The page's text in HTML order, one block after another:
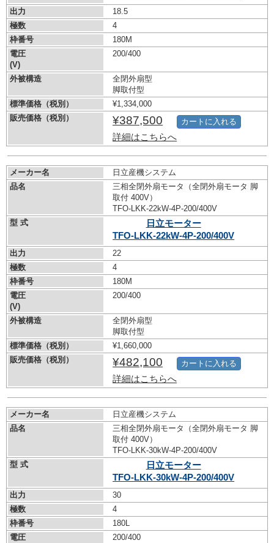
出力
18.5
極数
4
枠番号
180M
電圧
(V)
200/400
外被構造
全閉外扇型
脚取付型
標準価格（税別）
¥1,334,000
販売価格（税別）
¥387,500
詳細はこちらへ
カートに入れる
メーカー名
日立産機システム
品名
三相全閉外扇モータ（全閉外扇モータ 脚
取付 400V）
TFO-LKK-22kW-4P-200/400V
型 式
日立モーター
TFO-LKK-22kW-4P-200/400V
出力
22
極数
4
枠番号
180M
電圧
(V)
200/400
外被構造
全閉外扇型
脚取付型
標準価格（税別）
¥1,660,000
販売価格（税別）
¥482,100
詳細はこちらへ
カートに入れる
メーカー名
日立産機システム
品名
三相全閉外扇モータ（全閉外扇モータ 脚
取付 400V）
TFO-LKK-30kW-4P-200/400V
型 式
日立モーター
TFO-LKK-30kW-4P-200/400V
出力
30
極数
4
枠番号
180L
電圧
200/400